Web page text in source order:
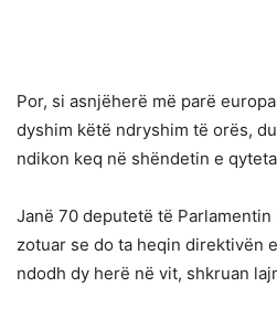
Por, si asnjëherë më parë
dyshim këtë ndryshim të orës,
ndikon keq në shëndetin e
Janë 70 deputetë të
zotuar se do ta heqin direktivën
ndodh dy herë në vit, shkruan